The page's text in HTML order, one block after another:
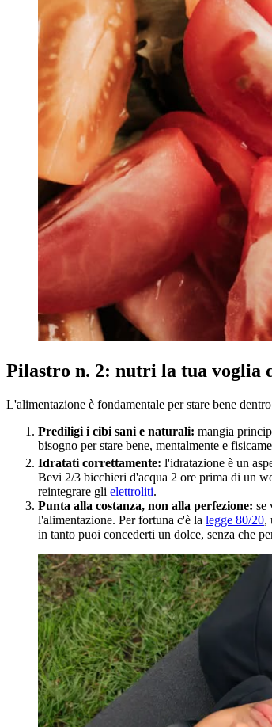
Pilastro n. 2: nutri la tua voglia
L'alimentazione è fondamentale per stare bene
Prediligi i cibi sani e naturali: mangia
bisogno per stare bene, mentalmente e
Idratati correttamente: l'idratazione è un
Bevi 2/3 bicchieri d'acqua 2 ore prima di un
reintegrare gli elettroliti.
Punta alla costanza, non alla perfezione: se
l'alimentazione. Per fortuna c'è la legge 80/20,
in tanto puoi concederti un dolce, senza che